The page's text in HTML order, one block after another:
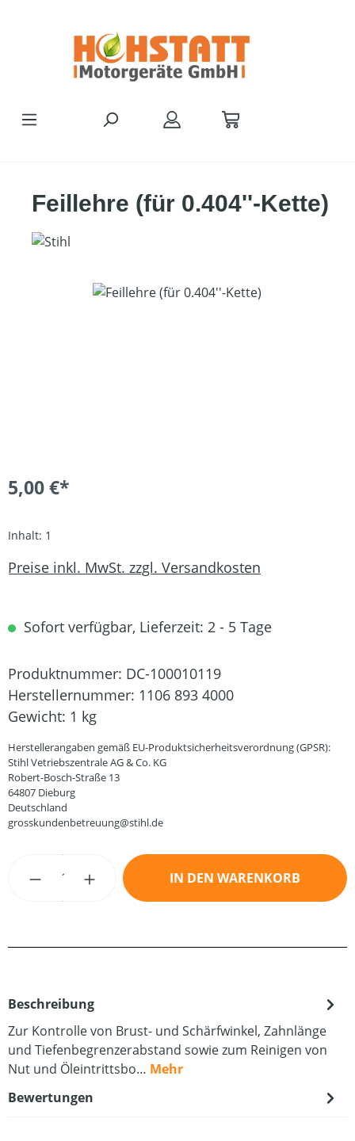
Feillehre (für 0.404''-Kette)
Bildergalerie überspringen
5,00 €*
Inhalt: 1
Preise inkl. MwSt. zzgl. Versandkosten
Sofort verfügbar, Lieferzeit: 2 - 5 Tage
Produktnummer: DC-100010119
Herstellernummer: 1106 893 4000
Gewicht: 1 kg
Herstellerangaben gemäß EU-Produktsicherheitsverordnung (GPSR):
Stihl Vetriebszentrale AG & Co. KG
Robert-Bosch-Straße 13
64807 Dieburg
Deutschland
grosskundenbetreuung@stihl.de
Produkt Anzahl: Gib den gewünschten
IN DEN WARENKORB
Beschreibung
Zur Kontrolle von Brust- und Schärfwinkel, Zahnlänge
und Tiefenbegrenzerabstand sowie zum Reinigen von
Nut und Öleintrittsbo… Mehr
Bewertungen